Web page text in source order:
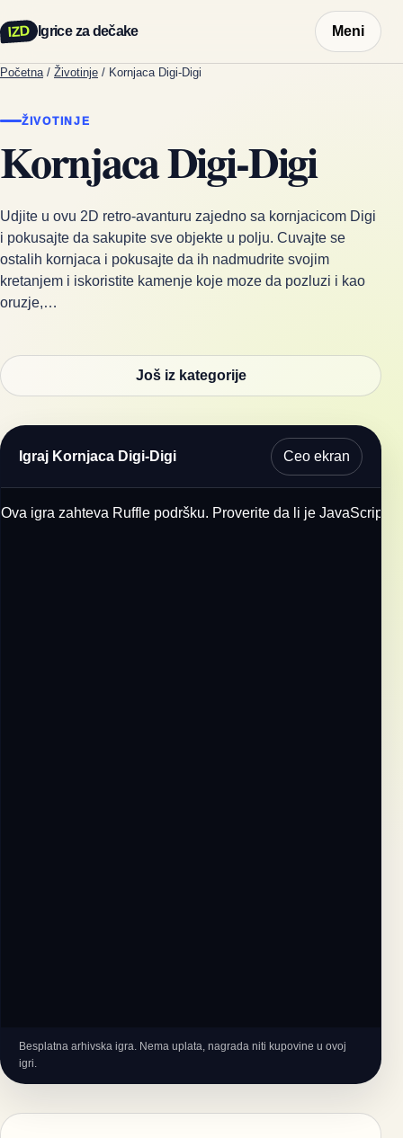
IZD Igrice za dečake Meni
Početna / Životinje / Kornjaca Digi-Digi
ŽIVOTINJE
Kornjaca Digi-Digi
Udjite u ovu 2D retro-avanturu zajedno sa kornjacicom Digi
i pokusajte da sakupite sve objekte u polju. Cuvajte se
ostalih kornjaca i pokusajte da ih nadmudrite svojim
kretanjem i iskoristite kamenje koje moze da pozluzi i kao
oruzje,…
Još iz kategorije
Igraj Kornjaca Digi-Digi Ceo ekran
Ova igra zahteva Ruffle podršku. Proverite da li je JavaScript
Besplatna arhivska igra. Nema uplata, nagrada niti kupovine u ovoj
igri.